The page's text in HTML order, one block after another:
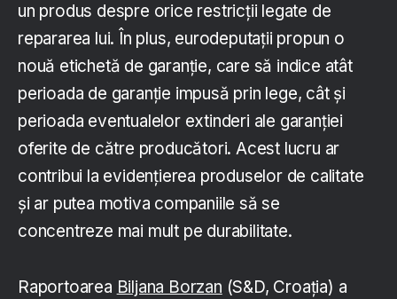
un produs despre orice restricții legate de
repararea lui. În plus, eurodeputații propun o
nouă etichetă de garanție, care să indice atât
perioada de garanție impusă prin lege, cât și
perioada eventualelor extinderi ale garanției
oferite de către producători. Acest lucru ar
contribui la evidențierea produselor de calitate
și ar putea motiva companiile să se
concentreze mai mult pe durabilitate.
Raportoarea Biljana Borzan (S&D, Croația) a